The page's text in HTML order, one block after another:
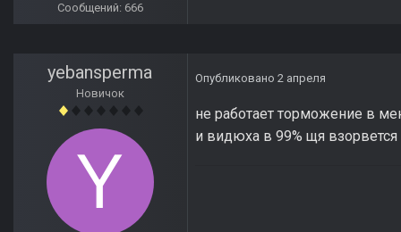
Сообщений: 666
yebansperma
Новичок
Опубликовано 2 апреля
не работает торможение в
и видюха в 99% щя взорвется